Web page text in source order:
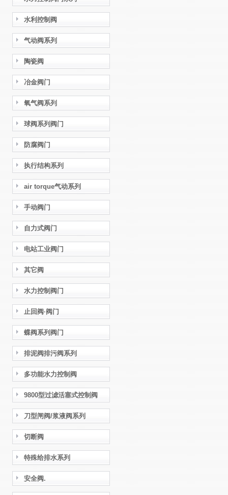
水利控制阀
气动阀系列
陶瓷阀
冶金阀门
氧气阀系列
球阀系列阀门
防腐阀门
执行结构系列
air torque气动系列
手动阀门
自力式阀门
电站工业阀门
其它阀
水力控制阀门
止回阀·阀门
蝶阀系列阀门
排泥阀排污阀系列
多功能水力控制阀
9800型过滤活塞式控制阀
刀型闸阀/浆液阀系列
切断阀
特殊给排水系列
安全阀.